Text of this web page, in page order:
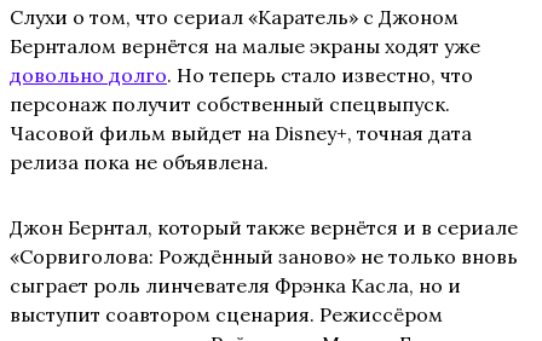
Слухи о том, что сериал «Каратель» с Джоном
Бернталом вернётся на малые экраны ходят уже
довольно долго. Но теперь стало известно, что
персонаж получит собственный спецвыпуск.
Часовой фильм выйдет на Disney+, точная дата
релиза пока не объявлена.
Джон Бернтал, который также вернётся и в сериале
«Сорвиголова: Рождённый заново» не только вновь
сыграет роль линчевателя Фрэнка Касла, но и
выступит соавтором сценария. Режиссёром